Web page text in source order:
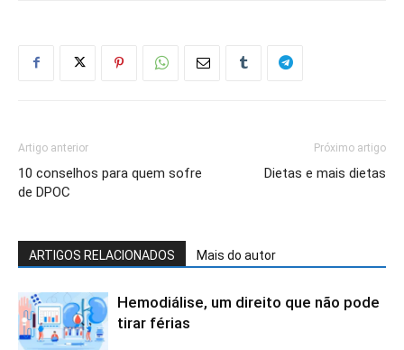
Artigo anterior
10 conselhos para quem sofre
de DPOC
Próximo artigo
Dietas e mais dietas
ARTIGOS RELACIONADOS Mais do autor
Hemodiálise, um direito que não pode
tirar férias